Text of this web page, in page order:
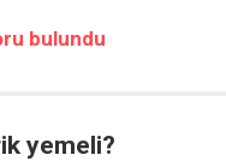
bulundu
yemeli?